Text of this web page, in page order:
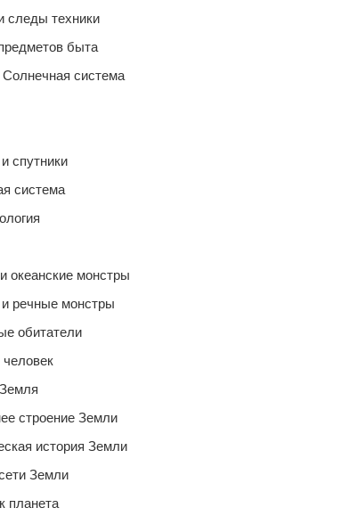
следы техники
быта
система
спутники
система
океанские монстры
речные монстры
обитатели
строение Земли
история Земли
Земли
планета